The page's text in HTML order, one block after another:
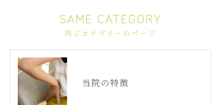
同じカテゴリーのページ
SAME CATEGORY
当院の特徴